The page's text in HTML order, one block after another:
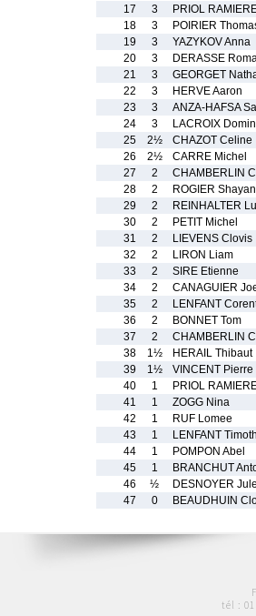
17
3 PRIOL
18
3 POIRIER
19
3 YAZYKOV Anna
20
3 DERASSE
21
3 GEORGET
22
3 HERVE Aaron
23
3 ANZA-HAFSA
24
3 LACROIX
25
2½ CHAZOT Celine
26
2½ CARRE Michel
27
2 CHAMBERLIN
28
2 ROGIER Shayan
29
2 REINHALTER
30
2 PETIT Michel
31
2 LIEVENS Clovis
32
2 LIRON Liam
33
2 SIRE Etienne
34
2 CANAGUIER
35
2 LENFANT
36
2 BONNET Tom
37
2 CHAMBERLIN
38
1½ HERAIL Thibaut
39
1½ VINCENT Pierre
40
1 PRIOL
41
1 ZOGG Nina
42
1 RUF Lomee
43
1 LENFANT
44
1 POMPON Abel
45
1 BRANCHUT
46
½ DESNOYER
47
0 BEAUDHUIN
tél :